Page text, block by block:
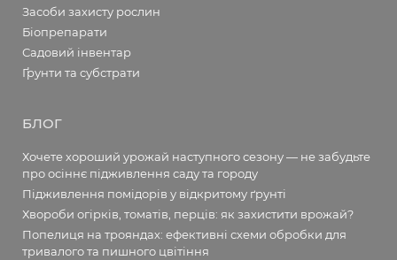
Засоби захисту рослин
Біопрепарати
Садовий інвентар
Ґрунти та субстрати
БЛОГ
Хочете хороший урожай наступного сезону — не забудьте
про осіннє підживлення саду та городу
Підживлення помідорів у відкритому ґрунті
Хвороби огірків, томатів, перців: як захистити врожай?
Попелиця на трояндах: ефективні схеми обробки для
тривалого та пишного цвітіння